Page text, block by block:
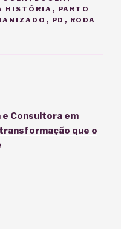
HISTÓRIA , PARTO
, PD , RODA
e Consultora em
que o